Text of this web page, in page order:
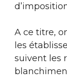
A ce titre,
les
suivent les